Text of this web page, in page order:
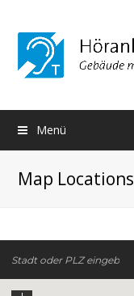
Menü
Map Locations